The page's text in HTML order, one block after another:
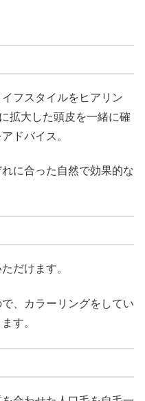
フスタイルをヒアリン
拡大した頭皮を一緒に確
ドバイス。
に合った自然で効果的な
だけます。
、カラーリングをしてい
す。